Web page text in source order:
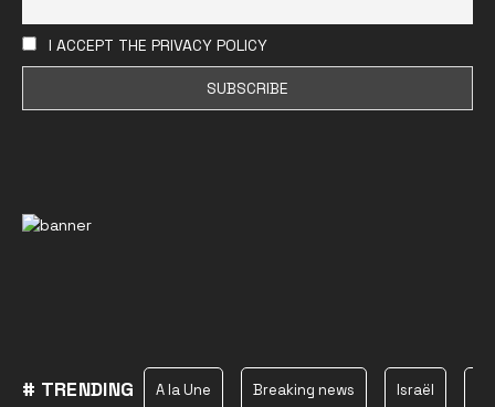
I ACCEPT THE PRIVACY POLICY
# TRENDING A la Une Breaking news Israël